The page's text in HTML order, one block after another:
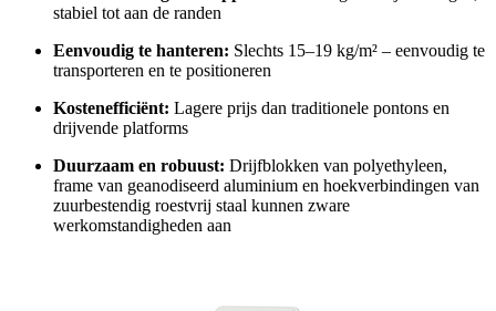
stabiel tot aan de randen
Eenvoudig te hanteren: Slechts 15–19 kg/m² – eenvoudig te
transporteren en te positioneren
Kostenefficiënt: Lagere prijs dan traditionele pontons en
drijvende platforms
Duurzaam en robuust: Drijfblokken van polyethyleen,
frame van geanodiseerd aluminium en hoekverbindingen van
zuurbestendig roestvrij staal kunnen zware
werkomstandigheden aan